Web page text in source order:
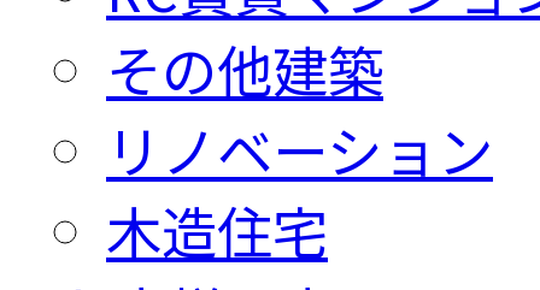
その他建築
リノベーション
木造住宅